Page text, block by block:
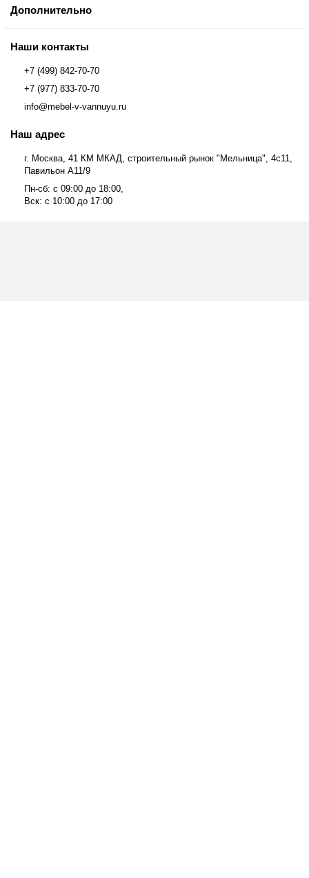
Дополнительно
Наши контакты
+7 (499) 842-70-70
+7 (977) 833-70-70
info@mebel-v-vannuyu.ru
Наш адрес
г. Москва, 41 КМ МКАД, строительный рынок "Мельница", 4с11,
Павильон А11/9
Пн-сб: с 09:00 до 18:00,
Вск: с 10:00 до 17:00